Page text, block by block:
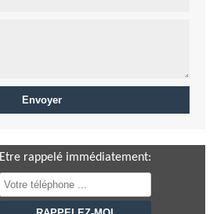
Etre rappelé immédiatement: